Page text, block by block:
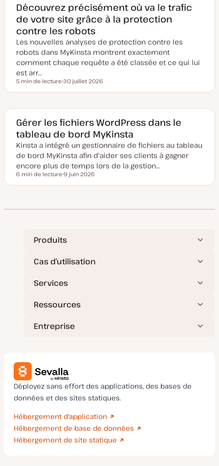
e
m
i
s
e
à
j
o
u
r
Découvrez précisément où va le trafic
de votre site grâce à la protection
contre les robots
Les nouvelles analyses de protection contre les
robots dans MyKinsta montrent exactement
comment chaque requête a été classée et ce qui lui
est arr…
Temps de lecture
5 min de lecture
a
e
e
m
i
s
e
à
j
o
u
r
30 juillet 2026
Gérer les fichiers WordPress dans le
tableau de bord MyKinsta
Kinsta a intégré un gestionnaire de fichiers au tableau
de bord MyKinsta afin d'aider ses clients à gagner
encore plus de temps lors de la gestion…
Temps de lecture
6 min de lecture
a
e
à
u
9 juin 2026
Produits
Cas d’utilisation
Services
Ressources
Entreprise
Déployez sans effort des applications, des bases de
données et des sites statiques.
Hébergement d'application
Hébergement de base de données
Hébergement de site statique